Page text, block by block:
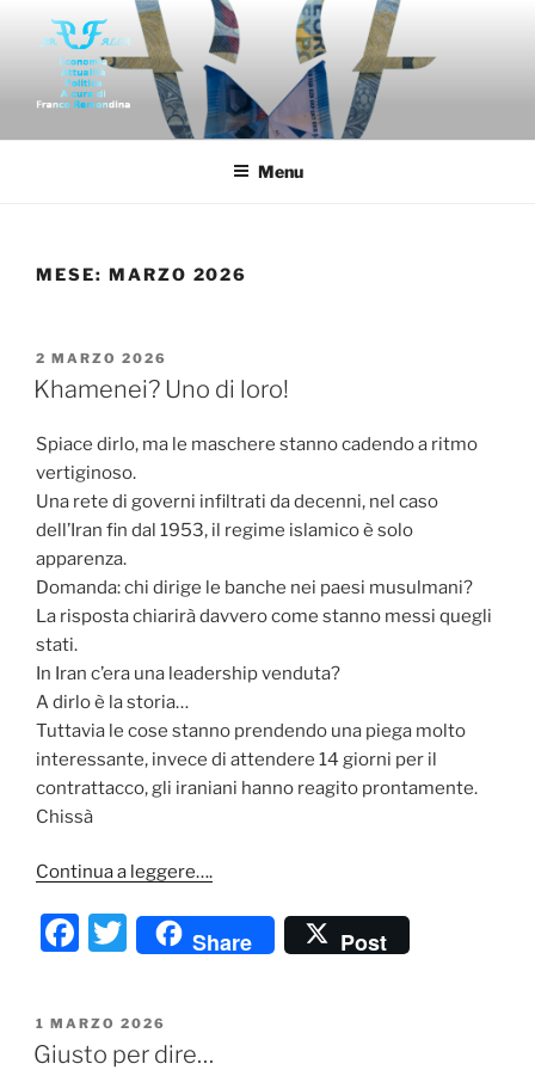
contenuto
FAR-FALLA
Economia politica attualità di franco remondina
Menu
MESE: MARZO 2026
PUBBLICATO
IL
2 MARZO 2026
Khamenei? Uno di loro!
Spiace dirlo, ma le maschere stanno cadendo a ritmo
vertiginoso.
Una rete di governi infiltrati da decenni, nel caso
dell’Iran fin dal 1953, il regime islamico è solo
apparenza.
Domanda: chi dirige le banche nei paesi musulmani?
La risposta chiarirà davvero come stanno messi quegli
stati.
In Iran c’era una leadership venduta?
A dirlo è la storia…
Tuttavia le cose stanno prendendo una piega molto
interessante, invece di attendere 14 giorni per il
contrattacco, gli iraniani hanno reagito prontamente.
Chissà
Continua a leggere….
F
c
e
T
w
itt
er
Share Post
PUBBLICATO
IL
1 MARZO 2026
Giusto per dire…